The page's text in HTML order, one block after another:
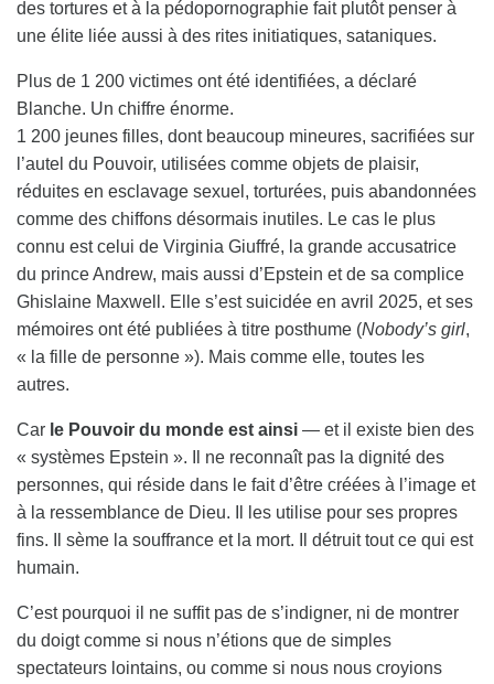
des tortures et à la pédopornographie fait plutôt penser à
une élite liée aussi à des rites initiatiques, sataniques.
Plus de 1 200 victimes ont été identifiées, a déclaré
Blanche. Un chiffre énorme.
1 200 jeunes filles, dont beaucoup mineures, sacrifiées sur
l’autel du Pouvoir, utilisées comme objets de plaisir,
réduites en esclavage sexuel, torturées, puis abandonnées
comme des chiffons désormais inutiles. Le cas le plus
connu est celui de Virginia Giuffré, la grande accusatrice
du prince Andrew, mais aussi d’Epstein et de sa complice
Ghislaine Maxwell. Elle s’est suicidée en avril 2025, et ses
mémoires ont été publiées à titre posthume (Nobody’s girl,
« la fille de personne »). Mais comme elle, toutes les
autres.
Car le Pouvoir du monde est ainsi — et il existe bien des
« systèmes Epstein ». Il ne reconnaît pas la dignité des
personnes, qui réside dans le fait d’être créées à l’image et
à la ressemblance de Dieu. Il les utilise pour ses propres
fins. Il sème la souffrance et la mort. Il détruit tout ce qui est
humain.
C’est pourquoi il ne suffit pas de s’indigner, ni de montrer
du doigt comme si nous n’étions que de simples
spectateurs lointains, ou comme si nous nous croyions